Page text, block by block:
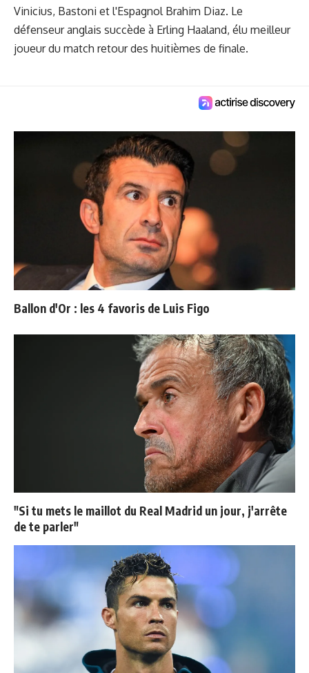
Vinicius, Bastoni et l'Espagnol Brahim Diaz. Le
défenseur anglais succède à Erling Haaland, élu meilleur
joueur du match retour des huitièmes de finale.
Ballon d'Or : les 4 favoris de Luis Figo
"Si tu mets le maillot du Real Madrid un jour, j'arrête
de te parler"